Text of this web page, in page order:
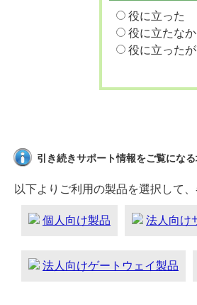
役に立った
役に立たな
役に立った
引き続きサポート情報をご覧になる
以下よりご利用の製品を選択して
個人向け製品 法人向け
法人向けゲートウェイ製品